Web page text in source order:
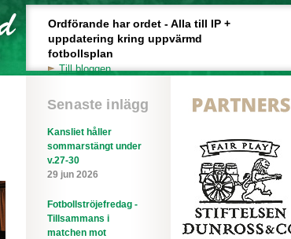
Ordförande har ordet - Alla till IP +
uppdatering kring uppvärmd
fotbollsplan
Till bloggen
Senaste inlägg
Kansliet håller
sommarstängt under
v.27-30
29 jun 2026
Fotbollströjefredag -
Tillsammans i
matchen mot